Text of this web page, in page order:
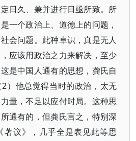
日久、兼并进行日亟所致。所
一个政治上、道德上的问题，
会问题。此种卓识，真是无人
应该用政治之力来解决，至少
是中国人通有的思想，龚氏自
）他总觉得当时的政治，太无
量，不足以应付时局。这种思
通有的，但龚氏言之，特别深
著议》，几乎全是表见此等思